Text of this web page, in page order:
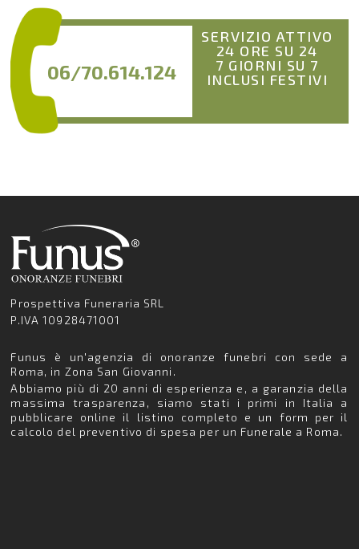
06/70.614.124
SERVIZIO ATTIVO
24 ORE SU 24
7 GIORNI SU 7
INCLUSI FESTIVI
Prospettiva Funeraria SRL
P.IVA 10928471001
Funus è un'agenzia di onoranze funebri con sede a
Roma, in Zona San Giovanni.
Abbiamo più di 20 anni di esperienza e, a garanzia della
massima trasparenza, siamo stati i primi in Italia a
pubblicare online il listino completo e un form per il
calcolo del preventivo di spesa per un Funerale a Roma.